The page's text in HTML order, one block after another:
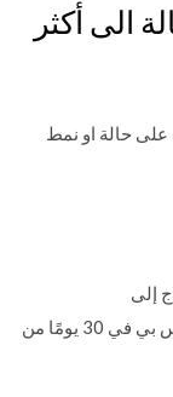
الى أكثر
على حالة او نمط
إلى
نقطة خبرة من نقاط الخبرة اكس بي في 30 يومًا من